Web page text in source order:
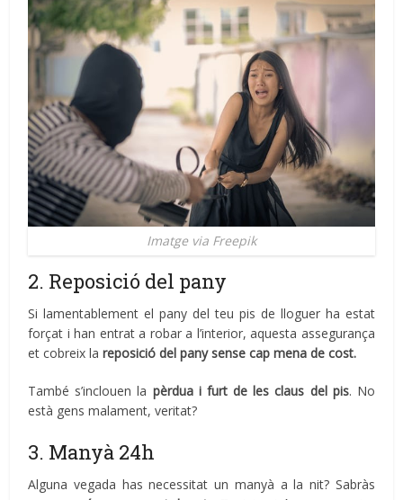
Imatge via Freepik
2. Reposició del pany
Si lamentablement el pany del teu pis de lloguer ha estat
forçat i han entrat a robar a l’interior, aquesta assegurança
et cobreix lareposició del pany sense cap mena de cost.
També s’inclouen la pèrdua i furt de les claus del pis. No
està gens malament, veritat?
3. Manyà 24h
Alguna vegada has necessitat un manyà a la nit? Sabràs